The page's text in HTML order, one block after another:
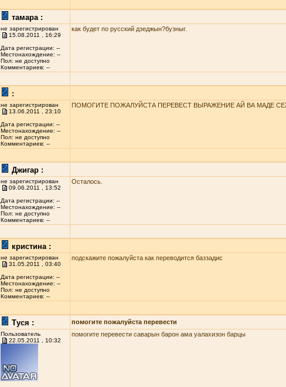
тамара :
не зарегистрирован
15.08.2011 , 16:29
Дата регистрации: --
Местонахождение: --
Пол: не доступно
Комментариев: --
как будет по русский дзеджын?бузныг.
:
не зарегистрирован
13.06.2011 , 23:10
Дата регистрации: --
Местонахождение: --
Пол: не доступно
Комментариев: --
ПОМОГИТЕ ПОЖАЛУЙСТА ПЕРЕВЕСТ ВЫРАЖЕНИЕ АЙ ВА МАДЕ
Джигар :
не зарегистрирован
09.06.2011 , 13:52
Дата регистрации: --
Местонахождение: --
Пол: не доступно
Комментариев: --
Осталось.
кристина :
не зарегистрирован
31.05.2011 , 03:40
Дата регистрации: --
Местонахождение: --
Пол: не доступно
Комментариев: --
подскажите пожалуйста как переводится баззадис
Туся : помогите пожалуйста перевести
Пользователь
22.05.2011 , 10:32
помогите перевести саварын барон ама уалахизон барцы